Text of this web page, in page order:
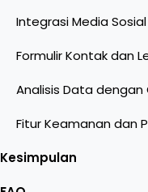
Integrasi Media
Formulir Kontak dan
Analisis Data
Fitur Keamanan dan
Kesimpulan